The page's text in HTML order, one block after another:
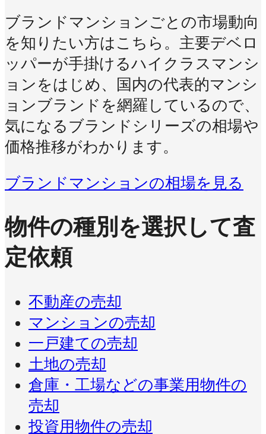
ブランドマンションごとの市場動向
を知りたい方はこちら。主要デベロ
ッパーが手掛けるハイクラスマンシ
ョンをはじめ、国内の代表的マンシ
ョンブランドを網羅しているので、
気になるブランドシリーズの相場や
価格推移がわかります。
ブランドマンションの相場を見る
物件の種別を選択して査
定依頼
不動産の売却
マンションの売却
一戸建ての売却
土地の売却
倉庫・工場などの事業用物件の
売却
投資用物件の売却